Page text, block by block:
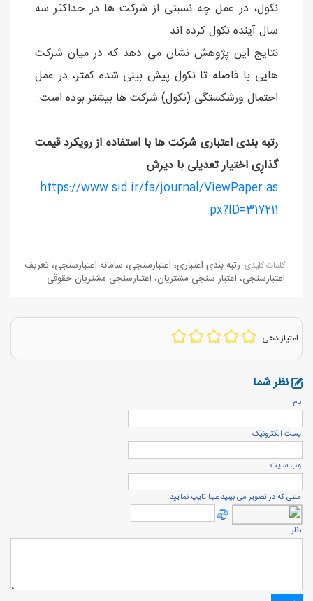
نکول، در عمل چه نسبتی از شرکت ها در حداکثر سه
سال آینده نکول کرده اند.
نتایج این پژوهش نشان می دهد که در میان شرکت
هایی با فاصله تا نکول پیش بینی شده کمتر، در عمل
احتمال ورشکستگی (نکول) شرکت ها بیشتر بوده است.
رتبه بندی اعتباری شرکت ها با استفاده از رويکرد قيمت
گذارِی اختيار تعديلی با ديرش
https://www.sid.ir/fa/journal/ViewPaper.as
px?ID=317211
كلمات كليدی: رتبه بندی اعتباری، اعتبارسنجی، سامانه اعتبارسنجی، تعریف
اعتبارسنجی، اعتبار سنجی مشتریان، اعتبارسنجی مشتریان حقوقی
امتیاز دهی
نظر شما
نام
پست الكترونيک
وب سایت
متنی که در تصویر می بینید عینا تایپ نمایید
نظر